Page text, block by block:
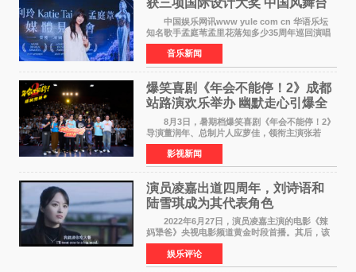
获三项国际设计大奖 中国风舞台
美学获全球认可
中国娱乐网讯www yule com cn 华语乐坛
知名歌手孟庭苇孟里花落知多少35周年巡回演唱
会再传喜讯。该演唱会先后荣获美国MUSE
Creative Awards白金奖（Platinum Winner）、
英国London Design
音乐新闻
爆笑喜剧《年会不能停！2》成都
站路演欢乐举办 幽默走心引爆全
场共鸣
8月3日，暑期档爆笑喜剧《年会不能停！2》
导演董润年、总制片人应萝佳，领衔主演张若
昀、白客，惊喜出演庄达菲，特别主演孙艺洲，
特别出演田雨，友情出演欧阳奋强出席成都路
演，与观众近距离互
影视新闻
演员凌嘉出道四周年，刘诗语和
陆雪琪成为其代表角色
2022年6月27日，演员凌嘉主演的电影《辣
妈犟爸》央视电影频道黄金时段首播。其后，该
电影在央视电影频道多次复播（2022年8月10
日，2022年9月30日，2023年7月17日，2025年7
月14日）。除了多次复
娱乐评论